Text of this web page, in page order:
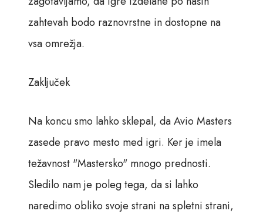
zahtevah bodo raznovrstne in dostopne na
vsa omrežja.
Zaključek
Na koncu smo lahko sklepal, da Avio Masters
zasede pravo mesto med igri. Ker je imela
težavnost "Mastersko" mnogo prednosti.
Sledilo nam je poleg tega, da si lahko
naredimo obliko svoje strani na spletni strani,